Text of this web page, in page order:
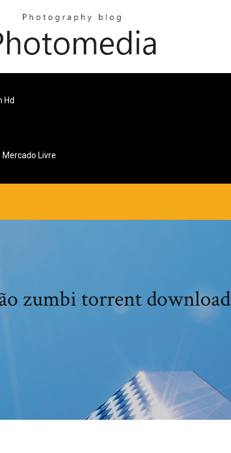
Hd
Mercado Livre
zumbi torrent download